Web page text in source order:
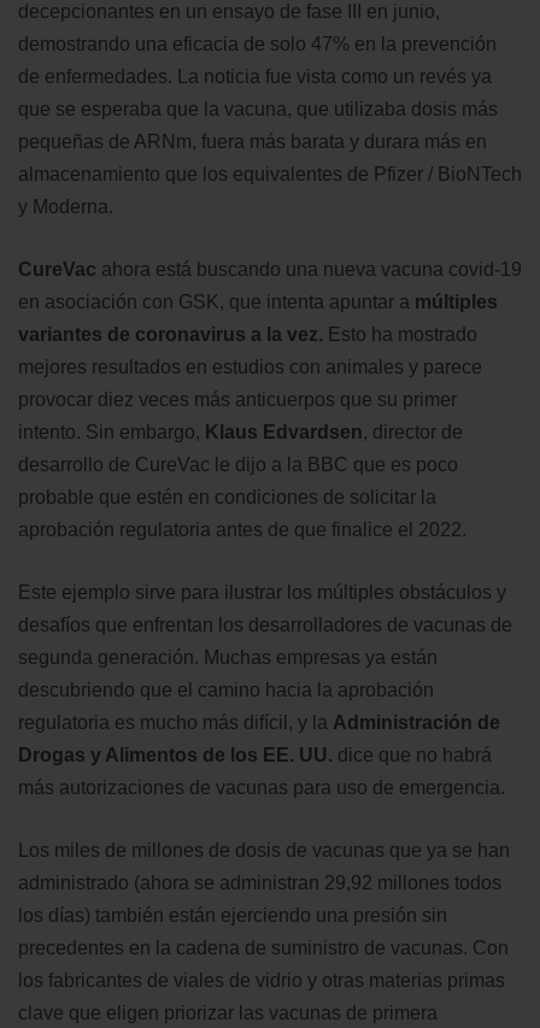
decepcionantes en un ensayo de fase III en junio,
demostrando una eficacia de solo 47% en la prevención
de enfermedades. La noticia fue vista como un revés ya
que se esperaba que la vacuna, que utilizaba dosis más
pequeñas de ARNm, fuera más barata y durara más en
almacenamiento que los equivalentes de Pfizer / BioNTech
y Moderna.
CureVac ahora está buscando una nueva vacuna covid-19
en asociación con GSK, que intenta apuntar a múltiples
variantes de coronavirus a la vez. Esto ha mostrado
mejores resultados en estudios con animales y parece
provocar diez veces más anticuerpos que su primer
intento. Sin embargo, Klaus Edvardsen, director de
desarrollo de CureVac le dijo a la BBC que es poco
probable que estén en condiciones de solicitar la
aprobación regulatoria antes de que finalice el 2022.
Este ejemplo sirve para ilustrar los múltiples obstáculos y
desafíos que enfrentan los desarrolladores de vacunas de
segunda generación. Muchas empresas ya están
descubriendo que el camino hacia la aprobación
regulatoria es mucho más difícil, y la Administración de
Drogas y Alimentos de los EE. UU. dice que no habrá
más autorizaciones de vacunas para uso de emergencia.
Los miles de millones de dosis de vacunas que ya se han
administrado (ahora se administran 29,92 millones todos
los días) también están ejerciendo una presión sin
precedentes en la cadena de suministro de vacunas. Con
los fabricantes de viales de vidrio y otras materias primas
clave que eligen priorizar las vacunas de primera